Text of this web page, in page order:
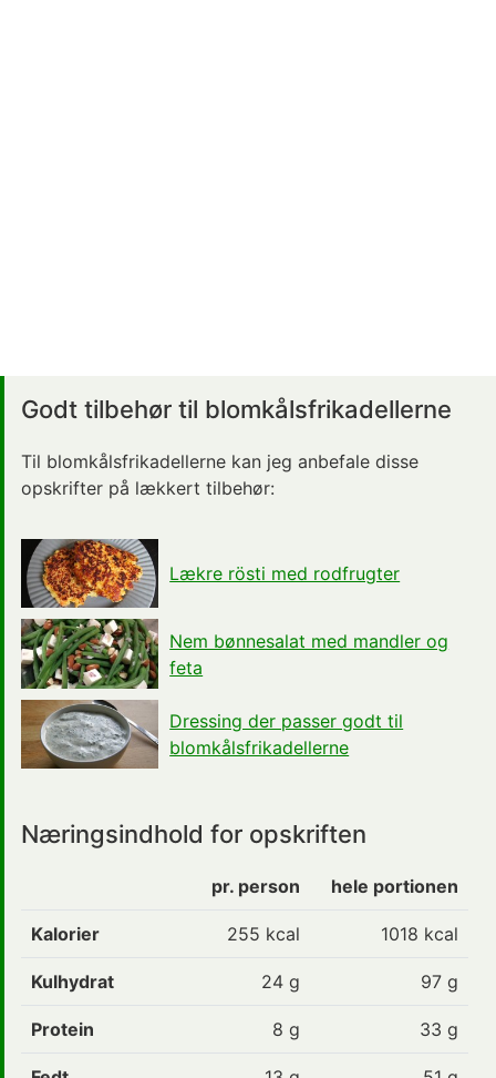
Godt tilbehør til blomkålsfrikadellerne
Til blomkålsfrikadellerne kan jeg anbefale disse
opskrifter på lækkert tilbehør:
Lækre rösti med rodfrugter
Nem bønnesalat med mandler og
feta
Dressing der passer godt til
blomkålsfrikadellerne
Næringsindhold for opskriften
pr. person hele portionen
Kalorier 255 kcal 1018 kcal
Kulhydrat 24 g 97 g
Protein 8 g 33 g